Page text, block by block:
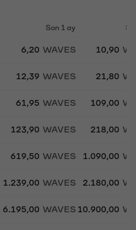
Son 1 ay
6,20 WAVES 10,90
12,39 WAVES 21,80
61,95 WAVES 109,00
123,90 WAVES 218,00
619,50 WAVES 1.090,00
1.239,00 WAVES 2.180,00
6.195,00 WAVES 10.900,00